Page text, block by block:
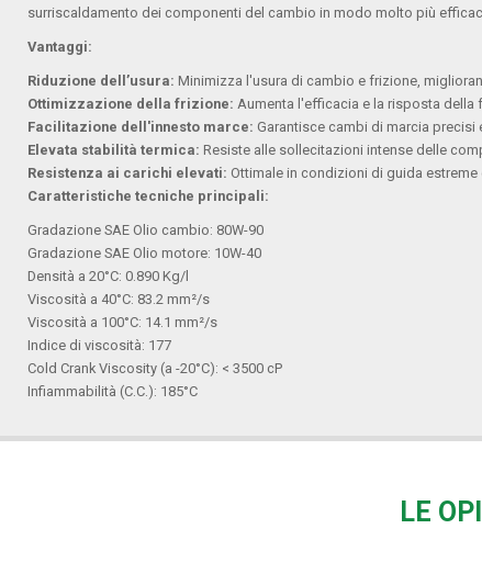
surriscaldamento dei componenti del cambio in modo molto più
Vantaggi:
Riduzione dell’usura: Minimizza l'usura di cambio e frizione,
Ottimizzazione della frizione: Aumenta l'efficacia e la risposta della
Facilitazione dell'innesto marce: Garantisce cambi di marcia precisi
Elevata stabilità termica: Resiste alle sollecitazioni intense delle
Resistenza ai carichi elevati: Ottimale in condizioni di guida
Caratteristiche tecniche principali:
Gradazione SAE Olio cambio: 80W-90
Gradazione SAE Olio motore: 10W-40
Densità a 20°C: 0.890 Kg/l
Viscosità a 40°C: 83.2 mm²/s
Viscosità a 100°C: 14.1 mm²/s
Indice di viscosità: 177
Cold Crank Viscosity (a -20°C): < 3500 cP
Infiammabilità (C.C.): 185°C
LE